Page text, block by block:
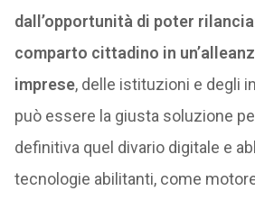
dall’opportunità di poter
comparto cittadino in
imprese, delle istituzioni e degli
può essere la giusta soluzione
definitiva quel divario digitale e
tecnologie abilitanti, come